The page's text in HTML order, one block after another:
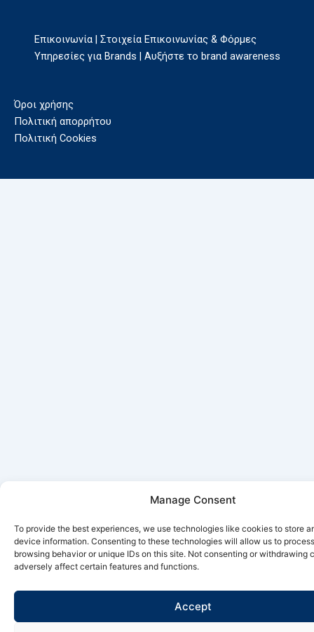
Manage Consent
To provide the best experiences, we use technologies like cookies to store
device information. Consenting to these technologies will allow us to
browsing behavior or unique IDs on this site. Not consenting or withdrawing
adversely affect certain features and functions.
Accept
Επικοινωνία | Στοιχεία Επικοινωνίας & Φόρμες
Υπηρεσίες για Brands | Αυξήστε το brand awareness
Όροι χρήσης
Πολιτική απορρήτου
Πολιτική Cookies